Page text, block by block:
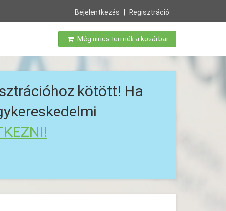
Bejelentkezés Regisztráció
Még nincs termék a kosárban
kötött! Ha